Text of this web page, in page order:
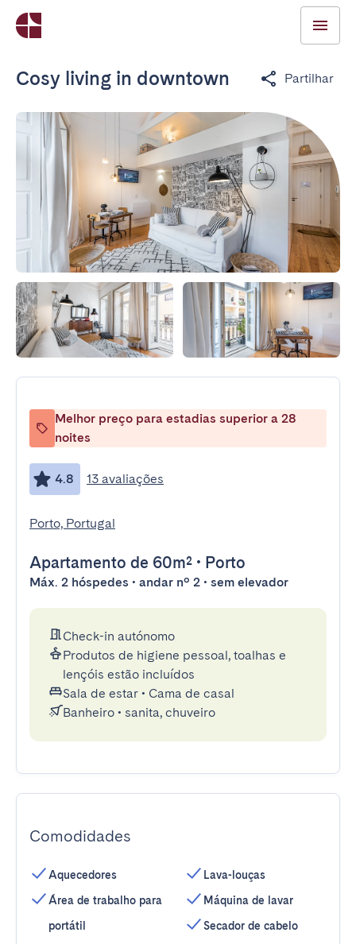
Cosy living in downtown Partilhar
Melhor preço para estadias superior a 28
noites
4.8 13 avaliações
Porto, Portugal
Apartamento de 60m² • Porto
Máx. 2 hóspedes • andar nº 2 • sem elevador
Check-in autónomo
Produtos de higiene pessoal, toalhas e
lençóis estão incluídos
Sala de estar • Cama de casal
Banheiro • sanita, chuveiro
Comodidades
Aquecedores
Área de trabalho para
portátil
Lava-louças
Máquina de lavar
Secador de cabelo